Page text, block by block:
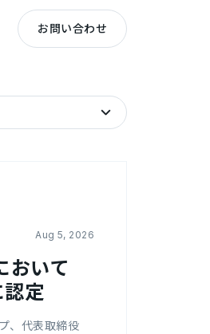
お問い合わせ
Aug 5, 2026
おいて
定
、代表取締役